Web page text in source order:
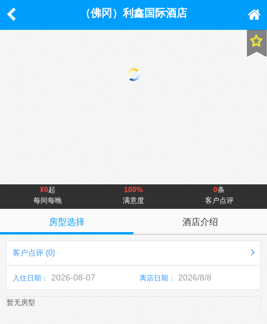
（佛冈）利鑫国际酒店
¥0起
每间每晚
100%
满意度
0条
客户点评
房型选择 酒店介绍
客户点评 (0)
入住日期： 2026-08-07 离店日期： 2026/8/8
暂无房型